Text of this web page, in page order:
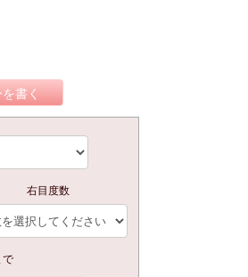
書く
右目度数